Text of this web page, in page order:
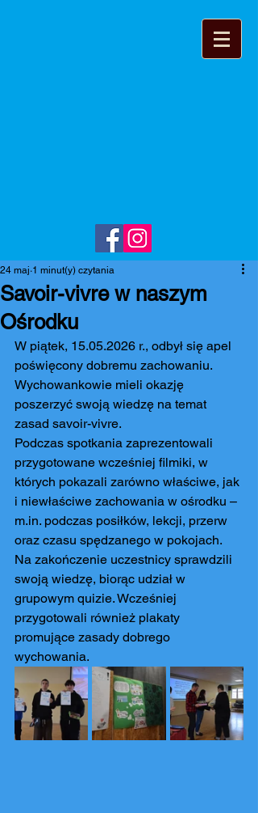
Savoir-vivre w naszym
Ośrodku
24 maj 1 minut(y) czytania
W piątek, 15.05.2026 r., odbył się apel
poświęcony dobremu zachowaniu.
Wychowankowie mieli okazję
poszerzyć swoją wiedzę na temat
zasad savoir-vivre.
Podczas spotkania zaprezentowali
przygotowane wcześniej filmiki, w
których pokazali zarówno właściwe, jak
i niewłaściwe zachowania w ośrodku –
m.in. podczas posiłków, lekcji, przerw
oraz czasu spędzanego w pokojach.
Na zakończenie uczestnicy sprawdzili
swoją wiedzę, biorąc udział w
grupowym quizie. Wcześniej
przygotowali również plakaty
promujące zasady dobrego
wychowania.